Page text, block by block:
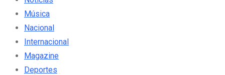
Música
Nacional
Internacional
Magazine
Deportes